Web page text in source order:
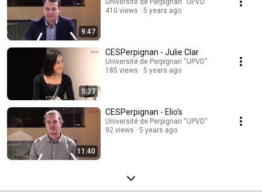
9:47
Université de Perpignan “UPVD”
410 views
5 years ago
5:37
CESPerpignan - Julie Clar
Université de Perpignan “UPVD”
185 views
5 years ago
11:40
CESPerpignan - Elio's
Université de Perpignan “UPVD”
92 views
5 years ago